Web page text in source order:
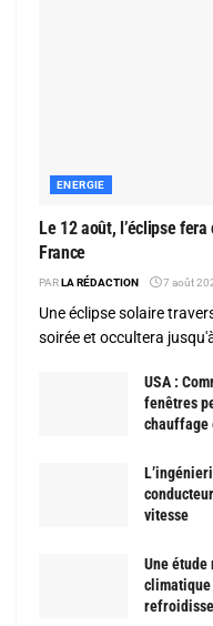
ENERGIE
Le 12 août, l’éclipse
France
PAR LA RÉDACTION 7 août
Une éclipse solaire
soirée et occultera
USA :
fenêtres
chauffage
vitesse
Une étude
climatique